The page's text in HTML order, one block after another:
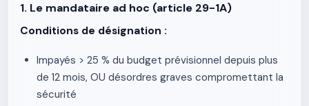
1. Le mandataire ad hoc (article 29-1A)
Conditions de désignation :
Impayés > 25 % du budget prévisionnel depuis plus
de 12 mois, OU désordres graves compromettant la
sécurité